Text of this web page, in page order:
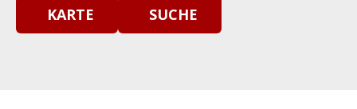
KARTE SUCHE